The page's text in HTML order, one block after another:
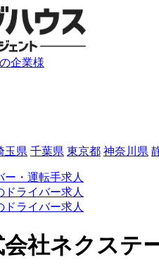
企業様
玉県 千葉県 東京都 神奈川県
ー・運転手求人
ドライバー求人
ドライバー求人
社ネクステ